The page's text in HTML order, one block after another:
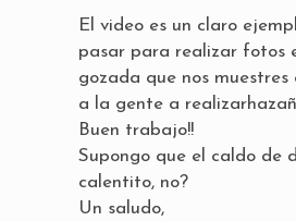
El video es un claro
pasar para realizar fotos
gozada que nos
a la gente a
Buen trabajo!!
Supongo que el caldo de
calentito, no?
Un saludo,